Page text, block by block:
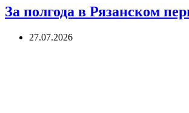
За полгода в Рязанском
27.07.2026